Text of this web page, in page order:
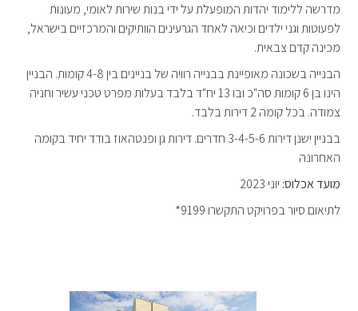
מדרשה ללימוד יהדות המופעלת על ידי בנות שירות לאומי, מעונות
לפעוטות וגני ילדים וכיאה לאחד הגרעינים הוותיקים והמרכזיים בישראל,
מכינה קדם צבאית.
הבנייה בשכונה מאופיינת בבנייה רוויה של בניינים בין 4-8 קומות. הבניין
הינו בן 6 קומות סה"כ ובו 13 יח"ד בלבד בעלות מפרט טכני עשיר וחניה
צמודה. בכל קומה 2 דירות בלבד.
בבניין ישנן דירות 3-4-5-6 חדרים. דירות גן ופנטהאוז בודד יחיד בקומה
האחרונה
מועד אכלוס: יוני 2023
לתיאום סיור בפרויקט התקשרו 9199*